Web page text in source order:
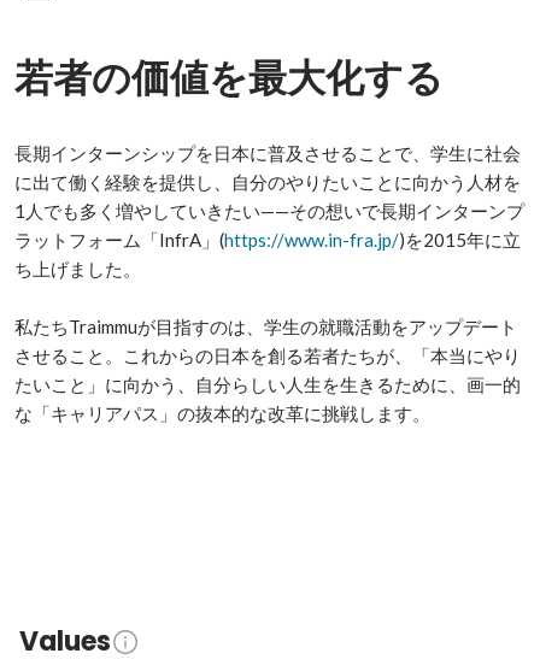
若者の価値を最大化する
長期インターンシップを日本に普及させることで、学生に社会
に出て働く経験を提供し、自分のやりたいことに向かう人材を
1人でも多く増やしていきたい——その想いで長期インターンプ
ラットフォーム「InfrA」(https://www.in-fra.jp/)を2015年に立
ち上げました。
私たちTraimmuが目指すのは、学生の就職活動をアップデート
させること。これからの日本を創る若者たちが、「本当にやり
たいこと」に向かう、自分らしい人生を生きるために、画一的
な「キャリアパス」の抜本的な改革に挑戦します。
Values